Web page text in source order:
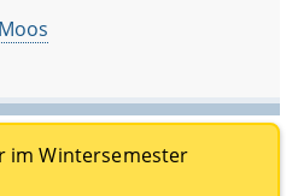
im Wintersemester